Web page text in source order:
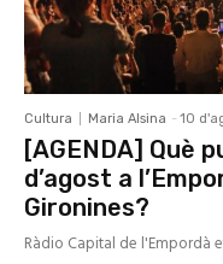
Cultura Maria Alsina - 10
[AGENDA] Què
d’agost a
Gironines?
Ràdio Capital de l'Empordà